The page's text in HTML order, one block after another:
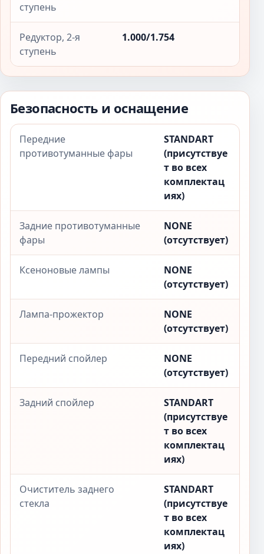
ступень
Редуктор, 2-я
ступень
1.000/1.754
Безопасность и оснащение
Передние
противотуманные фары
STANDART
(присутствуе
т во всех
комплектац
иях)
Задние противотуманные
фары
NONE
(отсутствует)
Ксеноновые лампы
NONE
(отсутствует)
Лампа-прожектор
NONE
(отсутствует)
Передний спойлер
NONE
(отсутствует)
Задний спойлер
STANDART
(присутствуе
т во всех
комплектац
иях)
Очиститель заднего
стекла
STANDART
(присутствуе
т во всех
комплектац
иях)